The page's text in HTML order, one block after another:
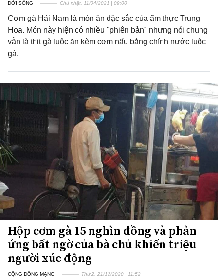
ĐỜI SỐNG Chủ nhật, 11/04/2021 | 09:00
Cơm gà Hải Nam là món ăn đặc sắc của ẩm thực Trung
Hoa. Món này hiện có nhiều "phiên bản" nhưng nói chung
vẫn là thịt gà luộc ăn kèm cơm nấu bằng chính nước luộc
gà.
Hộp cơm gà 15 nghìn đồng và phản
ứng bất ngờ của bà chủ khiến triệu
người xúc động
CỘNG ĐỒNG MẠNG Thứ 2, 21/12/2020 | 11:52